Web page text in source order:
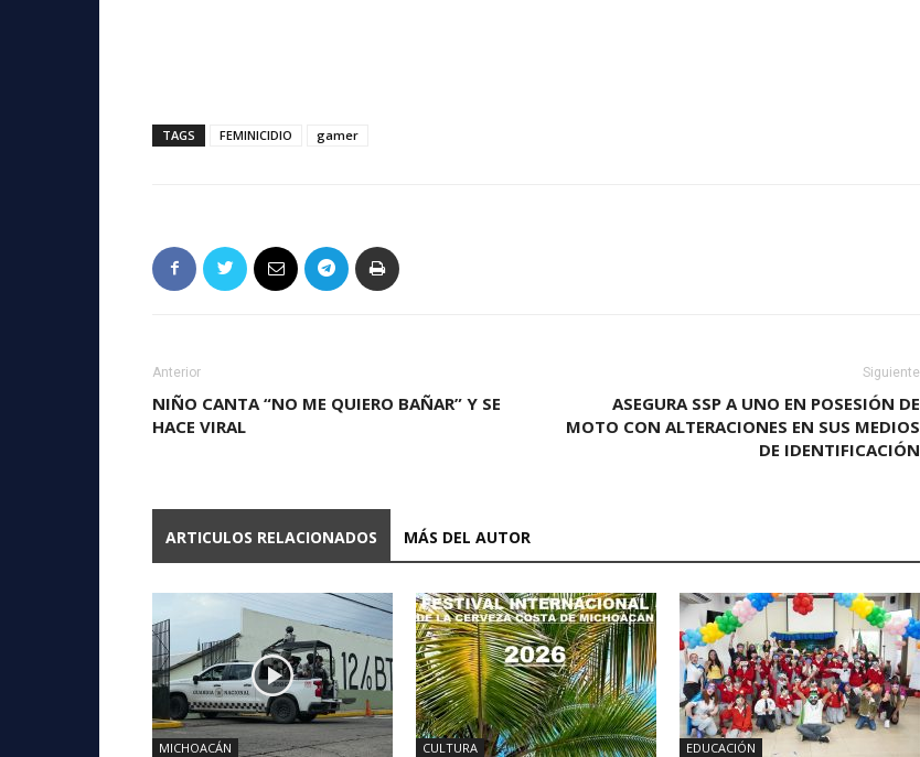
TAGS FEMINICIDIO gamer
Anterior
NIÑO CANTA “NO ME QUIERO BAÑAR” Y SE
HACE VIRAL
Siguiente
ASEGURA SSP A UNO EN POSESIÓN DE
MOTO CON ALTERACIONES EN SUS MEDIOS
DE IDENTIFICACIÓN
ARTICULOS RELACIONADOS MÁS DEL AUTOR
MICHOACÁN CULTURA EDUCACIÓN